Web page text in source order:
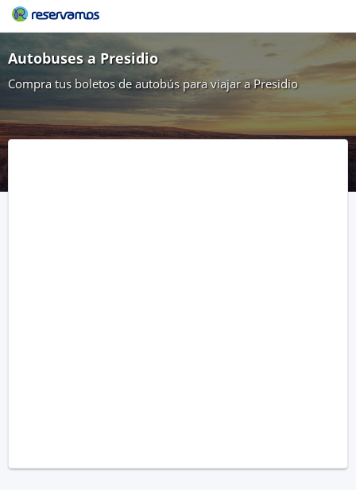
Autobuses a Presidio
Compra tus boletos de autobús para viajar a Presidio